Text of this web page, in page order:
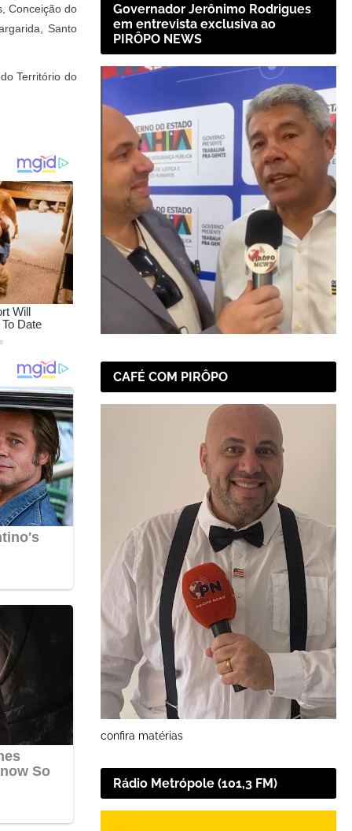
Conceição do
Santo
Território do
Governador Jerônimo Rodrigues
em entrevista exclusiva ao
PIRÔPO NEWS
CAFÉ COM PIRÔPO
confira matérias
Rádio Metrópole (101,3 FM)